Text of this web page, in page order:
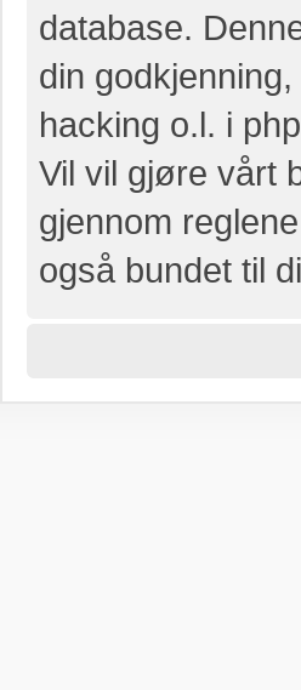
database.
din
hacking o.l. i
Vil vil gjøre vårt
gjennom
også bundet til